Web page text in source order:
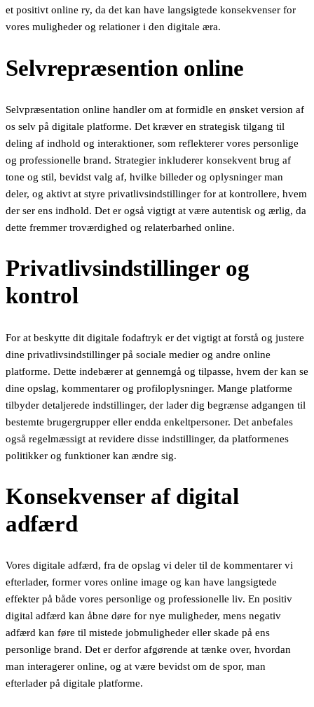
et positivt online ry, da det kan have langsigtede konsekvenser for
vores muligheder og relationer i den digitale æra.
Selvrepræsention online
Selvpræsentation online handler om at formidle en ønsket version af
os selv på digitale platforme. Det kræver en strategisk tilgang til
deling af indhold og interaktioner, som reflekterer vores personlige
og professionelle brand. Strategier inkluderer konsekvent brug af
tone og stil, bevidst valg af, hvilke billeder og oplysninger man
deler, og aktivt at styre privatlivsindstillinger for at kontrollere, hvem
der ser ens indhold. Det er også vigtigt at være autentisk og ærlig, da
dette fremmer troværdighed og relaterbarhed online.
Privatlivsindstillinger og
kontrol
For at beskytte dit digitale fodaftryk er det vigtigt at forstå og justere
dine privatlivsindstillinger på sociale medier og andre online
platforme. Dette indebærer at gennemgå og tilpasse, hvem der kan se
dine opslag, kommentarer og profiloplysninger. Mange platforme
tilbyder detaljerede indstillinger, der lader dig begrænse adgangen til
bestemte brugergrupper eller endda enkeltpersoner. Det anbefales
også regelmæssigt at revidere disse indstillinger, da platformenes
politikker og funktioner kan ændre sig.
Konsekvenser af digital
adfærd
Vores digitale adfærd, fra de opslag vi deler til de kommentarer vi
efterlader, former vores online image og kan have langsigtede
effekter på både vores personlige og professionelle liv. En positiv
digital adfærd kan åbne døre for nye muligheder, mens negativ
adfærd kan føre til mistede jobmuligheder eller skade på ens
personlige brand. Det er derfor afgørende at tænke over, hvordan
man interagerer online, og at være bevidst om de spor, man
efterlader på digitale platforme.